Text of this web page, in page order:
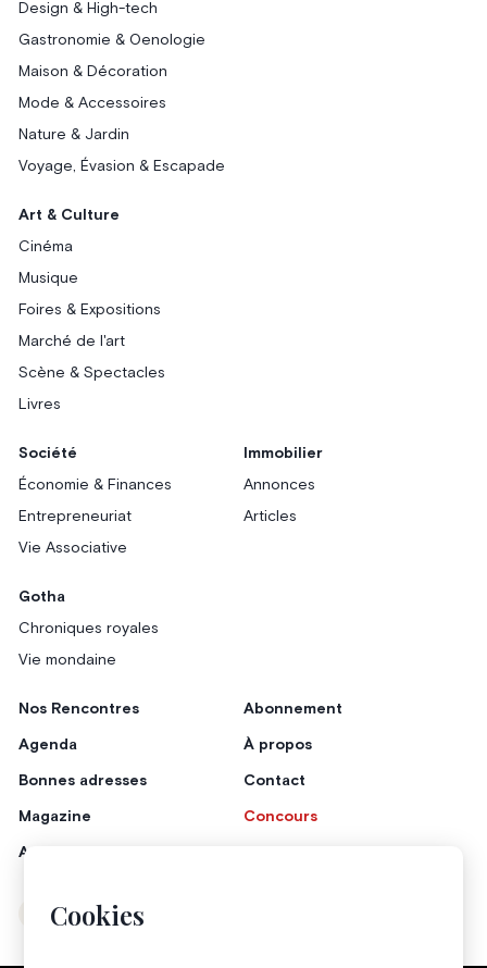
Cookies
Design & High-tech
Gastronomie & Oenologie
Maison & Décoration
Mode & Accessoires
Nature & Jardin
Voyage, Évasion & Escapade
Art & Culture
Cinéma
Musique
Foires & Expositions
Marché de l'art
Scène & Spectacles
Livres
Société
Économie & Finances
Entrepreneuriat
Vie Associative
Immobilier
Annonces
Articles
Gotha
Chroniques royales
Vie mondaine
Nos Rencontres
Agenda
Bonnes adresses
Magazine
Annonceurs
Abonnement
À propos
Contact
Concours
Instagram